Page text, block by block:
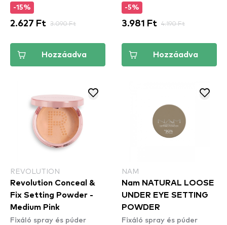
-15%
2.627 Ft 3.090 Ft
Hozzáadva
-5%
3.981 Ft 4.190 Ft
Hozzáadva
REVOLUTION
Revolution Conceal &
Fix Setting Powder -
Medium Pink
Fixáló spray és púder
NAM
Nam NATURAL LOOSE
UNDER EYE SETTING
POWDER
Fixáló spray és púder